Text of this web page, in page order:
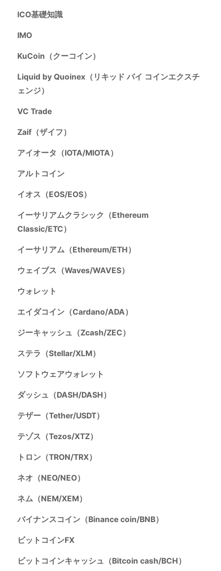
ICO基礎知識
IMO
KuCoin（クーコイン）
Liquid by Quoinex（リキッド バイ コインエクスチ
ェンジ）
VC Trade
Zaif（ザイフ）
アイオータ（IOTA/MIOTA）
アルトコイン
イオス（EOS/EOS）
イーサリアムクラシック（Ethereum
Classic/ETC）
イーサリアム（Ethereum/ETH）
ウェイブス（Waves/WAVES）
ウォレット
エイダコイン（Cardano/ADA）
ジーキャッシュ（Zcash/ZEC）
ステラ（Stellar/XLM）
ソフトウェアウォレット
ダッシュ（DASH/DASH）
テザー（Tether/USDT）
テゾス（Tezos/XTZ）
トロン（TRON/TRX）
ネオ（NEO/NEO）
ネム（NEM/XEM）
バイナンスコイン（Binance coin/BNB）
ビットコインFX
ビットコインキャッシュ（Bitcoin cash/BCH）